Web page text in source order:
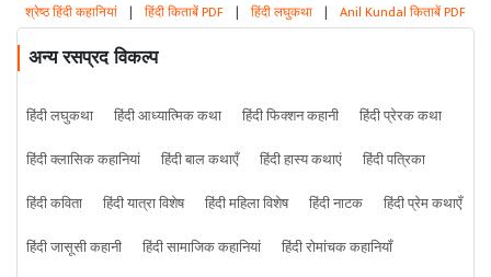
श्रेष्ठ हिंदी कहानियां | हिंदी किताबें PDF | हिंदी लघुकथा | Anil Kundal किताबें PDF
अन्य रसप्रद विकल्प
हिंदी लघुकथा हिंदी आध्यात्मिक कथा हिंदी फिक्शन कहानी
हिंदी प्रेरक कथा
हिंदी क्लासिक कहानियां
हिंदी बाल कथाएँ हिंदी हास्य कथाएं
हिंदी पत्रिका
हिंदी कविता
हिंदी यात्रा विशेष हिंदी महिला विशेष हिंदी नाटक
हिंदी प्रेम कथाएँ
हिंदी जासूसी कहानी
हिंदी सामाजिक कहानियां हिंदी रोमांचक कहानियाँ